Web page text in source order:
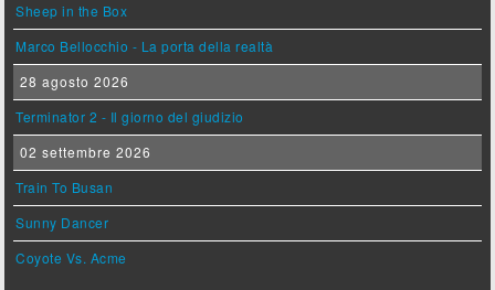
Sheep in the Box
Marco Bellocchio - La porta della realtà
28 agosto 2026
Terminator 2 - Il giorno del giudizio
02 settembre 2026
Train To Busan
Sunny Dancer
Coyote Vs. Acme